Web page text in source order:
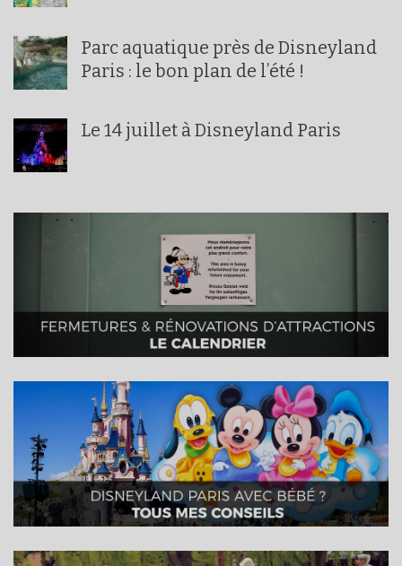
Parc aquatique près de Disneyland
Paris : le bon plan de l’été !
Le 14 juillet à Disneyland Paris